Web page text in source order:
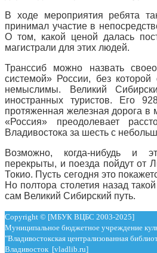
В ходе мероприятия ребята
принимал участие в
О том, какой ценой далась
магистрали для этих людей.
Транссиб можно назвать
системой» России, без которой
немыслимы. Великий
иностранных туристов. Его
протяженная железная дорога
«Россия» преодолевает
Владивостока за шесть с
Возможно, когда-нибудь и
перекрыты, и поезда пойдут от
Токио. Пусть сегодня это
Но полтора столетия назад
сам Великий Сибирский путь.
Copyright © [МБУК ВЦБС 2003-2025]
Муниципальное бюджетное учреждение
"Владивостокская централизованная
Владивосток [vladlib.ru]